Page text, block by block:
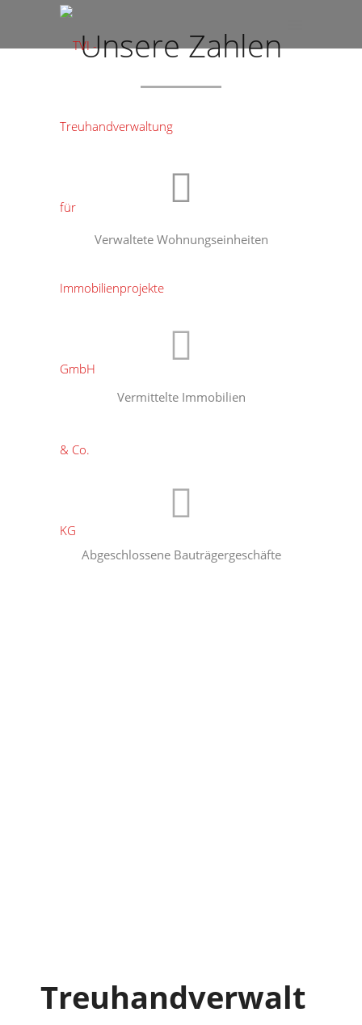
Unsere Zahlen
Verwaltete Wohnungseinheiten
Vermittelte Immobilien
Abgeschlossene Bauträgergeschäfte
Treuhandverwalt